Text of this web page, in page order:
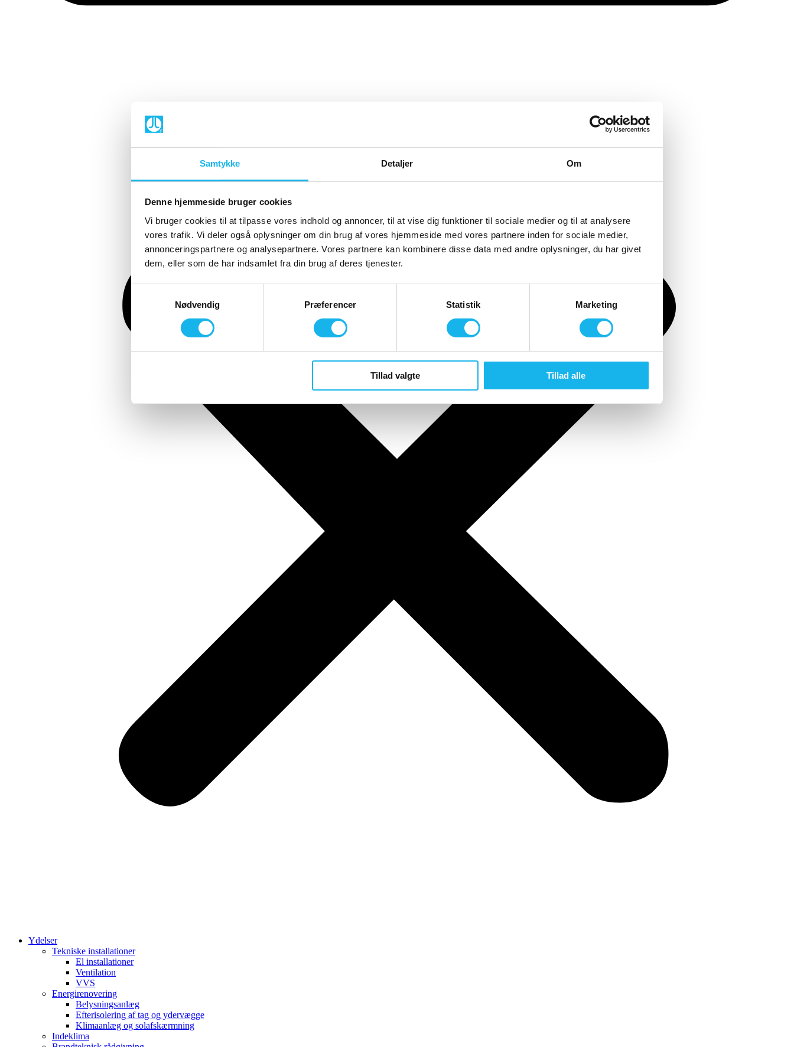
Samtykke Detaljer Om
Denne hjemmeside bruger cookies
Vi bruger cookies til at tilpasse vores indhold og annoncer, til at vise dig funktioner til sociale medier og til at analysere
vores trafik. Vi deler også oplysninger om din brug af vores hjemmeside med vores partnere inden for sociale medier,
annonceringspartnere og analysepartnere. Vores partnere kan kombinere disse data med andre oplysninger, du har givet
dem, eller som de har indsamlet fra din brug af deres tjenester.
Nødvendig
Præferencer Statistik Marketing
Tillad valgte Tillad alle
Ydelser
Tekniske installationer
El installationer
Ventilation
VVS
Energirenovering
Belysningsanlæg
Efterisolering af tag og ydervægge
Klimaanlæg og solafskærmning
Indeklima